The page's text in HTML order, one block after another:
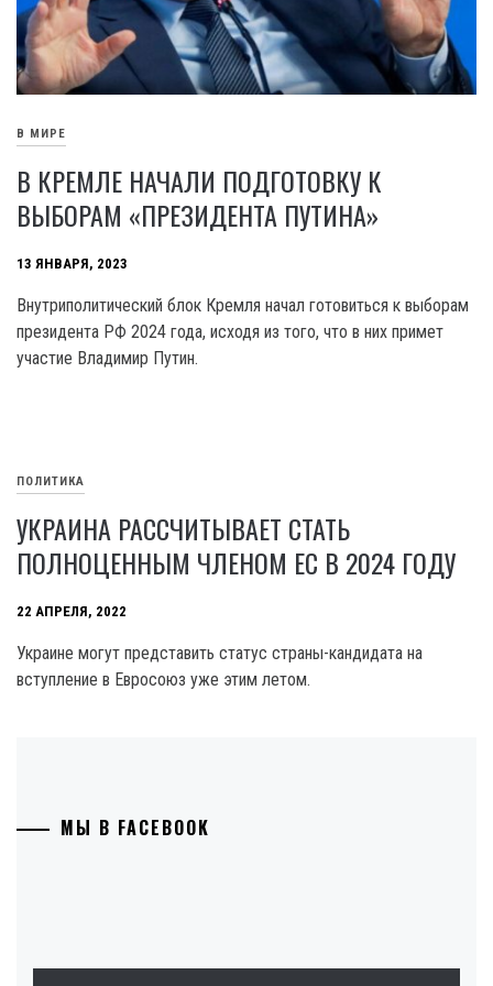
В МИРЕ
В КРЕМЛЕ НАЧАЛИ ПОДГОТОВКУ К
ВЫБОРАМ «ПРЕЗИДЕНТА ПУТИНА»
13 ЯНВАРЯ, 2023
Внутриполитический блок Кремля начал готовиться к выборам
президента РФ 2024 года, исходя из того, что в них примет
участие Владимир Путин.
ПОЛИТИКА
УКРАИНА РАССЧИТЫВАЕТ СТАТЬ
ПОЛНОЦЕННЫМ ЧЛЕНОМ ЕС В 2024 ГОДУ
22 АПРЕЛЯ, 2022
Украине могут представить статус страны-кандидата на
вступление в Евросоюз уже этим летом.
МЫ В FACEBOOK